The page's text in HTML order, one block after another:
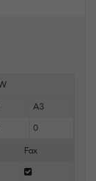
A3
0
Fax